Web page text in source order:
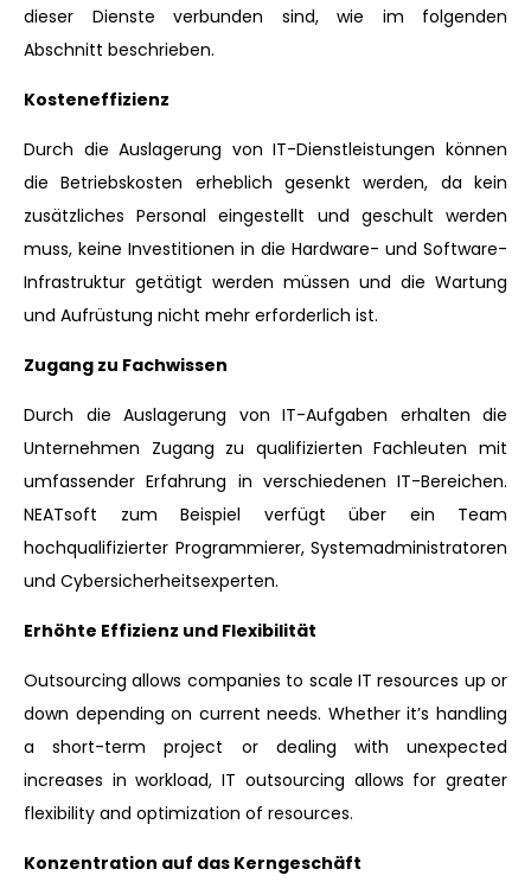
dieser Dienste verbunden sind, wie im folgenden
Abschnitt beschrieben.
Kosteneffizienz
Durch die Auslagerung von IT-Dienstleistungen können
die Betriebskosten erheblich gesenkt werden, da kein
zusätzliches Personal eingestellt und geschult werden
muss, keine Investitionen in die Hardware- und Software-
Infrastruktur getätigt werden müssen und die Wartung
und Aufrüstung nicht mehr erforderlich ist.
Zugang zu Fachwissen
Durch die Auslagerung von IT-Aufgaben erhalten die
Unternehmen Zugang zu qualifizierten Fachleuten mit
umfassender Erfahrung in verschiedenen IT-Bereichen.
NEATsoft zum Beispiel verfügt über ein Team
hochqualifizierter Programmierer, Systemadministratoren
und Cybersicherheitsexperten.
Erhöhte Effizienz und Flexibilität
Outsourcing allows companies to scale IT resources up or
down depending on current needs. Whether it’s handling
a short-term project or dealing with unexpected
increases in workload, IT outsourcing allows for greater
flexibility and optimization of resources.
Konzentration auf das Kerngeschäft